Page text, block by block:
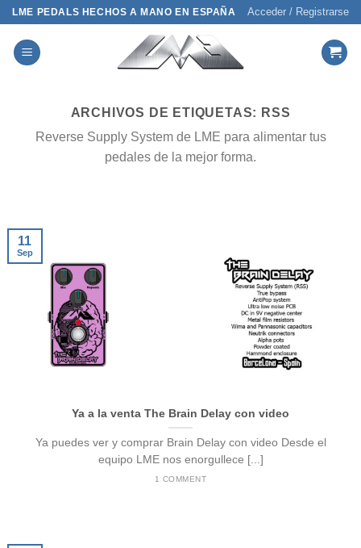
Saltar
contenido
LME PEDALS HECHOS A MANO EN ESPAÑA Acceder / Registrarse
ARCHIVOS DE ETIQUETAS: RSS
Reverse Supply System de LME para alimentar tus
pedales de la mejor forma.
Ya a la venta The Brain Delay con video
Ya puedes ver y comprar Brain Delay con video Desde el
equipo LME nos enorgullece [...]
1 COMMENT
11
Sep